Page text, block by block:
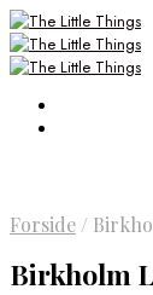
Forside /
Birkholm